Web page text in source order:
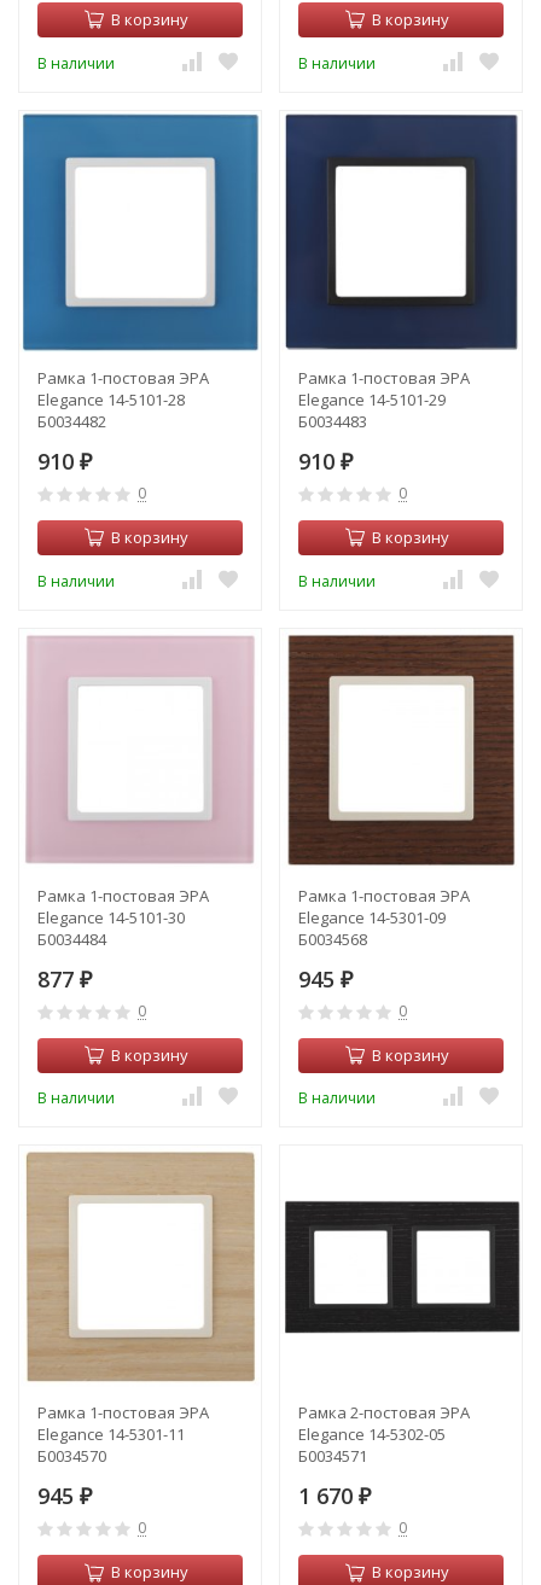
В корзину
В наличии
В корзину
В наличии
Рамка 1-постовая ЭРА
Elegance 14-5101-28
Б0034482
910 ₽
0
В корзину
В наличии
Рамка 1-постовая ЭРА
Elegance 14-5101-29
Б0034483
910 ₽
0
В корзину
В наличии
Рамка 1-постовая ЭРА
Elegance 14-5101-30
Б0034484
877 ₽
0
В корзину
В наличии
Рамка 1-постовая ЭРА
Elegance 14-5301-09
Б0034568
945 ₽
0
В корзину
В наличии
Рамка 1-постовая ЭРА
Elegance 14-5301-11
Б0034570
945 ₽
0
В корзину
Рамка 2-постовая ЭРА
Elegance 14-5302-05
Б0034571
1 670 ₽
0
В корзину